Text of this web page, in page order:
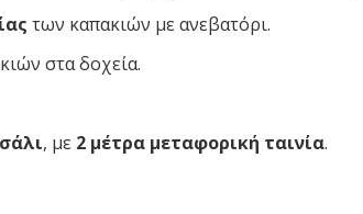
των καπακιών με ανεβατόρι.
στα δοχεία.
, με 2 μέτρα μεταφορική ταινία.